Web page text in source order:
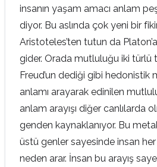
insanın yaşam amacı anlam
diyor. Bu aslında çok yeni bir
Aristoteles’ten tutun da
gider. Orada mutluluğu iki türlü
Freud’un dediği gibi hedonistik
anlamı arayarak edinilen
anlam arayışı diğer canlılarda
genden kaynaklanıyor. Bu
üstü genler sayesinde insan
neden arar. İnsan bu arayış